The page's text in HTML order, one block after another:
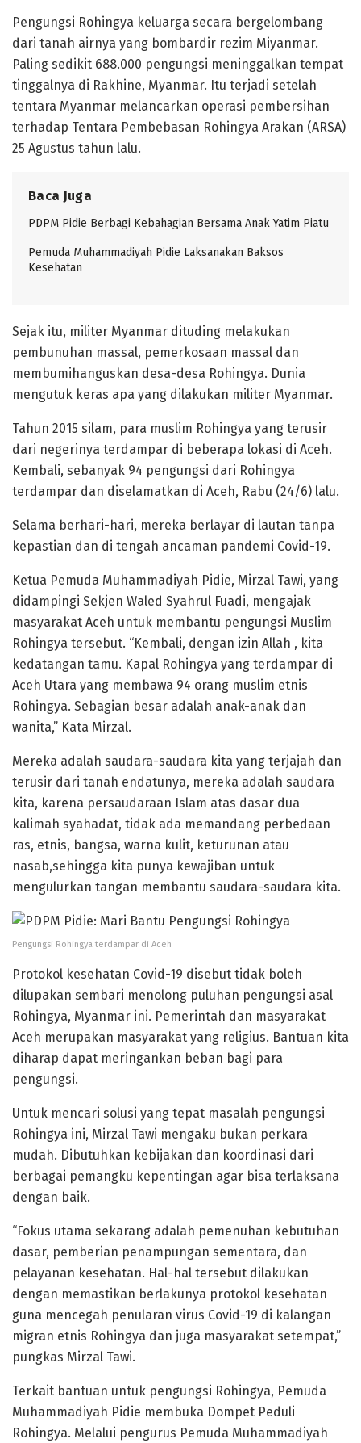
Pengungsi Rohingya keluarga secara bergelombang
dari tanah airnya yang bombardir rezim Miyanmar.
Paling sedikit 688.000 pengungsi meninggalkan tempat
tinggalnya di Rakhine, Myanmar. Itu terjadi setelah
tentara Myanmar melancarkan operasi pembersihan
terhadap Tentara Pembebasan Rohingya Arakan (ARSA)
25 Agustus tahun lalu.
Baca Juga
PDPM Pidie Berbagi Kebahagian Bersama Anak Yatim Piatu
Pemuda Muhammadiyah Pidie Laksanakan Baksos
Kesehatan
Sejak itu, militer Myanmar dituding melakukan
pembunuhan massal, pemerkosaan massal dan
membumihanguskan desa-desa Rohingya. Dunia
mengutuk keras apa yang dilakukan militer Myanmar.
Tahun 2015 silam, para muslim Rohingya yang terusir
dari negerinya terdampar di beberapa lokasi di Aceh.
Kembali, sebanyak 94 pengungsi dari Rohingya
terdampar dan diselamatkan di Aceh, Rabu (24/6) lalu.
Selama berhari-hari, mereka berlayar di lautan tanpa
kepastian dan di tengah ancaman pandemi Covid-19.
Ketua Pemuda Muhammadiyah Pidie, Mirzal Tawi, yang
didampingi Sekjen Waled Syahrul Fuadi, mengajak
masyarakat Aceh untuk membantu pengungsi Muslim
Rohingya tersebut. “Kembali, dengan izin Allah , kita
kedatangan tamu. Kapal Rohingya yang terdampar di
Aceh Utara yang membawa 94 orang muslim etnis
Rohingya. Sebagian besar adalah anak-anak dan
wanita,” Kata Mirzal.
Mereka adalah saudara-saudara kita yang terjajah dan
terusir dari tanah endatunya, mereka adalah saudara
kita, karena persaudaraan Islam atas dasar dua
kalimah syahadat, tidak ada memandang perbedaan
ras, etnis, bangsa, warna kulit, keturunan atau
nasab,sehingga kita punya kewajiban untuk
mengulurkan tangan membantu saudara-saudara kita.
Pengungsi Rohingya terdampar di Aceh
Protokol kesehatan Covid-19 disebut tidak boleh
dilupakan sembari menolong puluhan pengungsi asal
Rohingya, Myanmar ini. Pemerintah dan masyarakat
Aceh merupakan masyarakat yang religius. Bantuan kita
diharap dapat meringankan beban bagi para
pengungsi.
Untuk mencari solusi yang tepat masalah pengungsi
Rohingya ini, Mirzal Tawi mengaku bukan perkara
mudah. Dibutuhkan kebijakan dan koordinasi dari
berbagai pemangku kepentingan agar bisa terlaksana
dengan baik.
“Fokus utama sekarang adalah pemenuhan kebutuhan
dasar, pemberian penampungan sementara, dan
pelayanan kesehatan. Hal-hal tersebut dilakukan
dengan memastikan berlakunya protokol kesehatan
guna mencegah penularan virus Covid-19 di kalangan
migran etnis Rohingya dan juga masyarakat setempat,”
pungkas Mirzal Tawi.
Terkait bantuan untuk pengungsi Rohingya, Pemuda
Muhammadiyah Pidie membuka Dompet Peduli
Rohingya. Melalui pengurus Pemuda Muhammadiyah